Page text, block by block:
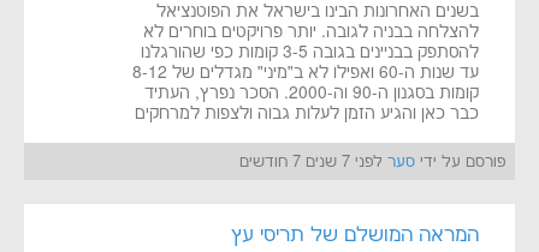
בשנים האחרונות הבינו בישראל את הפוטנציאל
להצלחה בבניה לגובה. יותר פרויקטים בוחרים לא
להסתפק בבניינים בגובה 3-5 קומות כפי שהורגלנו
עד שנות ה-60 ואפילו לא ב״מיני״ מגדלים של 8-12
קומות בסגנון ה-90 וה-2000. הסכר נפרץ, העתיד
כבר כאן והגיע הזמן לעלות גבוה ולצפות למרחקים
פורסם על ידי סער לפני 7 שנים 7 חודשים
המראה המושלם של תריסי עץ